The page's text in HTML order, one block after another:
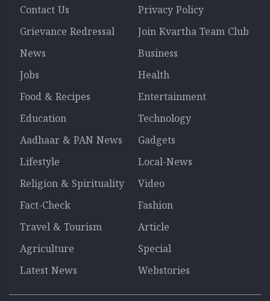
Contact Us
Privacy Policy
Grievance Redressal
Join Kvartha Team Club
News
Business
Jobs
Health
Food & Recipes
Entertainment
Education
Technology
Aadhaar & PAN News
Gadgets
Lifestyle
Local-News
Religion & Spirituality
Video
Fact-Check
Fashion
Travel & Tourism
Article
Agriculture
Special
Latest News
Webstories